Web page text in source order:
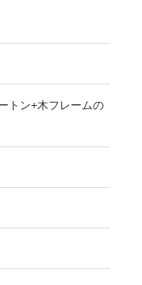
トン+木フレームの